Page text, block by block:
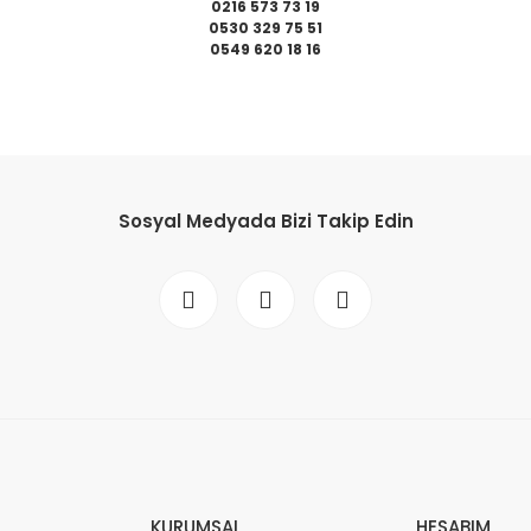
0216 573 73 19
0530 329 75 51
0549 620 18 16
Sosyal Medyada Bizi Takip Edin